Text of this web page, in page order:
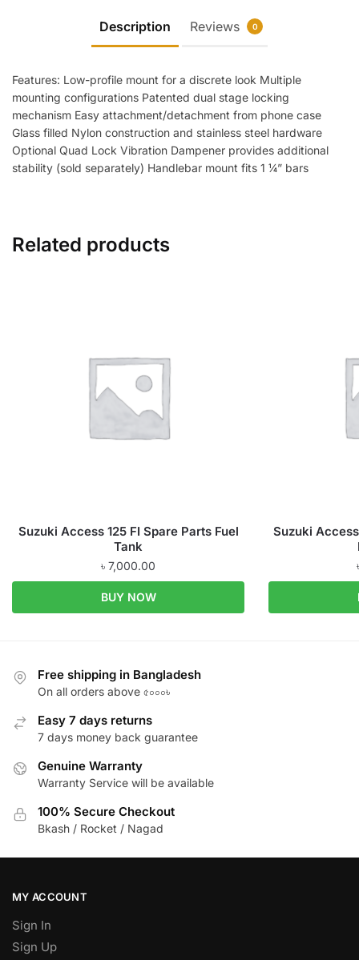
Description Reviews 0
Features: Low-profile mount for a discrete look Multiple
mounting configurations Patented dual stage locking
mechanism Easy attachment/detachment from phone case
Glass filled Nylon construction and stainless steel hardware
Optional Quad Lock Vibration Dampener provides additional
stability (sold separately) Handlebar mount fits 1 ¼” bars
Related products
Suzuki Access 125 FI Spare Parts Fuel
Tank
৳ 7,000.00
BUY NOW
Suzuki
Free shipping in Bangladesh
On all orders above ৫০০০৳
Easy 7 days returns
7 days money back guarantee
Genuine Warranty
Warranty Service will be available
100% Secure Checkout
Bkash / Rocket / Nagad
MY ACCOUNT
Sign In
Sign Up